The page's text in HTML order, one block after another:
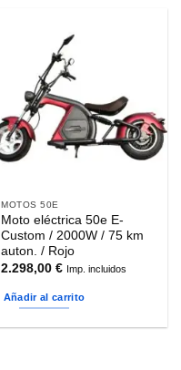
MOTOS 50E
Moto eléctrica 50e E-
Custom / 2000W / 75 km
auton. / Rojo
2.298,00€ Imp. incluidos
Añadir al carrito